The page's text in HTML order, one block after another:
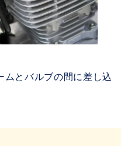
ムとバルブの間に差し込